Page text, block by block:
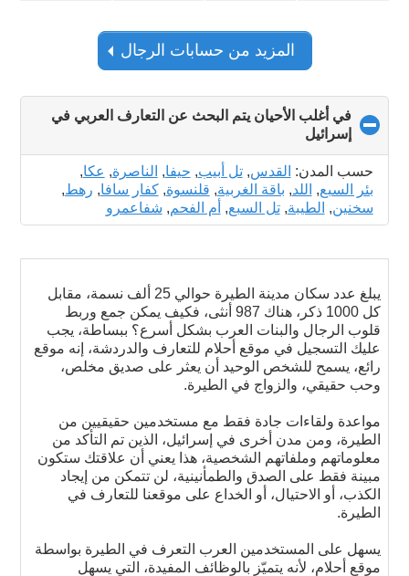
المزيد من حسابات الرجال
في أغلب الأحيان يتم البحث عن التعارف العربي في
إسرائيل
to
collapse
contents
حسب المدن: القدس,تل أبيب, حيفا, الناصرة, عكا,
بئر السبع, اللد, باقة الغربية, قلنسوة,كفار سافا, رهط,
سخنين, الطيبة,تل السبع, أم الفحم, شفاعمرو
يبلغ عدد سكان مدينة الطيرة حوالي 25 ألف نسمة، مقابل
كل 1000 ذكر، هناك 987 أنثى، فكيف يمكن جمع وربط
قلوب الرجال والبنات العرب بشكل أسرع؟ ببساطة، يجب
عليك التسجيل في موقع أحلام للتعارف والدردشة، إنه موقع
رائع، يسمح للشخص الوحيد أن يعثر على صديق مخلص،
وحب حقيقي، والزواج في الطيرة.
مواعدة ولقاءات جادة فقط مع مستخدمين حقيقيين من
الطيرة، ومن مدن أخرى في إسرائيل، الذين تم التأكد من
معلوماتهم وملفاتهم الشخصية، هذا يعني أن علاقتك ستكون
مبينة فقط على الصدق والطمأنينية، لن تتمكن من إيجاد
الكذب، أو الاحتيال، أو الخداع على موقعنا للتعارف في
الطيرة.
يسهل على المستخدمين العرب التعرف في الطيرة بواسطة
موقع أحلام، لأنه يتميّز بالوظائف المفيدة، التي يسهل